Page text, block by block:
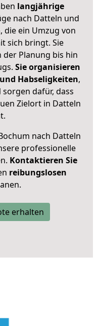
langjährige
nach Datteln und
die ein Umzug von
sich bringt. Sie
der Planung bis hin
Sie organisieren
Habseligkeiten,
dafür, dass
Zielort in Datteln
nach Datteln
professionelle
Kontaktieren Sie
reibungslosen
erhalten